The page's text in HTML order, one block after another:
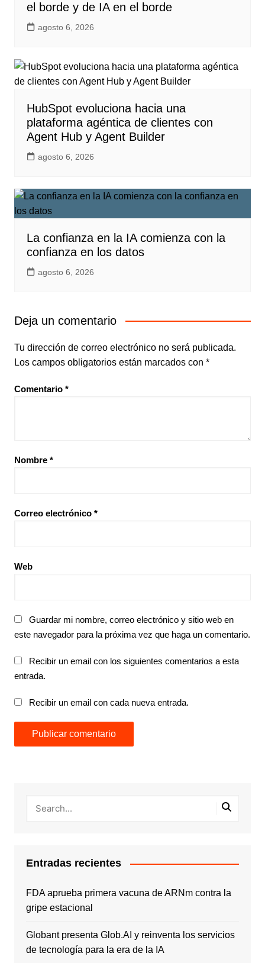
el borde y de IA en el borde
agosto 6, 2026
HubSpot evoluciona hacia una
plataforma agéntica de clientes con
Agent Hub y Agent Builder
agosto 6, 2026
La confianza en la IA comienza con la
confianza en los datos
agosto 6, 2026
Deja un comentario
Tu dirección de correo electrónico no será publicada.
Los campos obligatorios están marcados con *
Comentario *
Nombre *
Correo electrónico *
Web
Guardar mi nombre, correo electrónico y sitio web en
este navegador para la próxima vez que haga un comentario.
Recibir un email con los siguientes comentarios a esta
entrada.
Recibir un email con cada nueva entrada.
Entradas recientes
FDA aprueba primera vacuna de ARNm contra la
gripe estacional
Globant presenta Glob.AI y reinventa los servicios
de tecnología para la era de la IA